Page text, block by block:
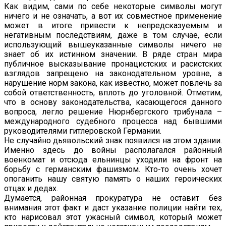
Как видим, сами по себе некоторые символы могут
ничего и не означать, а вот их совместное применение
может в итоге привести к непредсказуемым и
негативным последствиям, даже в том случае, если
использующий вышеуказанные символы ничего не
знает об их истинном значении. В ряде стран мира
публичное высказывание пронацистских и расистских
взглядов запрещено на законодательном уровне, а
нарушение норм закона, как известно, может повлечь за
собой ответственность, вплоть до уголовной. Отметим,
что в основу законодательства, касающегося данного
вопроса, легло решение Нюрнбергского трибунала –
международного судебного процесса над бывшими
руководителями гитлеровской Германии.
Не случайно дьявольский знак появился на этом здании.
Именно здесь до войны располагался районный
военкомат и отсюда ельнинцы уходили на фронт на
борьбу с германским фашизмом. Кто-то очень хочет
опоганить нашу святую память о наших героических
отцах и дедах.
Думается, районная прокуратура не оставит без
внимания этот факт и даст указание полиции найти тех,
кто нарисовал этот ужасный символ, который может